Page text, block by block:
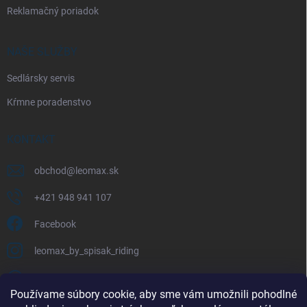
Používame súbory cookie, aby sme vám umožnili pohodlné
Reklamačný poriadok
NAŠE SLUŽBY
Sedlársky servis
Kŕmne poradenstvo
KONTAKT
obchod@ leomax.sk
+421 948 941 107
Facebook
leomax_by_spisak_riding